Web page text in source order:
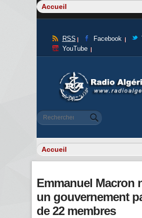
RSS Facebook
YouTube
Formulaire de
Rechercher
Emmanuel Macron
un gouvernement
de 22 membres